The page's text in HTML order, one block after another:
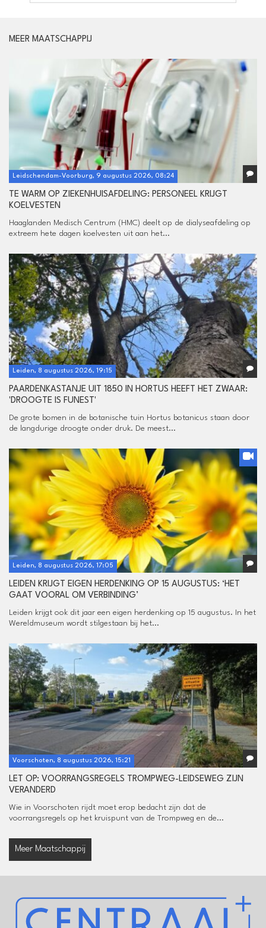
MEER MAATSCHAPPIJ
Leidschendam-Voorburg, 9 augustus 2026, 08:24
TE WARM OP ZIEKENHUISAFDELING: PERSONEEL KRIJGT
KOELVESTEN
Haaglanden Medisch Centrum (HMC) deelt op de dialyseafdeling op
extreem hete dagen koelvesten uit aan het...
Leiden, 8 augustus 2026, 19:15
PAARDENKASTANJE UIT 1850 IN HORTUS HEEFT HET ZWAAR:
'DROOGTE IS FUNEST'
De grote bomen in de botanische tuin Hortus botanicus staan door
de langdurige droogte onder druk. De meest...
Leiden, 8 augustus 2026, 17:05
LEIDEN KRIJGT EIGEN HERDENKING OP 15 AUGUSTUS: ‘HET
GAAT VOORAL OM VERBINDING’
Leiden krijgt ook dit jaar een eigen herdenking op 15 augustus. In het
Wereldmuseum wordt stilgestaan bij het...
Voorschoten, 8 augustus 2026, 15:21
LET OP: VOORRANGSREGELS TROMPWEG-LEIDSEWEG ZIJN
VERANDERD
Wie in Voorschoten rijdt moet erop bedacht zijn dat de
voorrangsregels op het kruispunt van de Trompweg en de...
Meer Maatschappij